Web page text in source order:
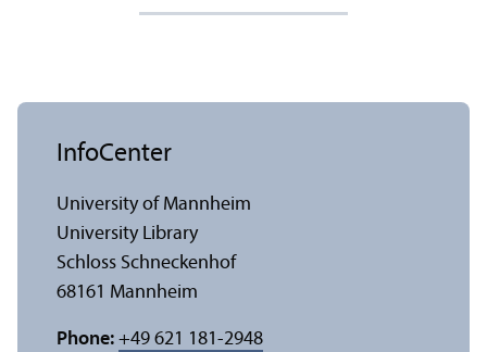
InfoCenter
University of Mannheim
University Library
Schloss Schneckenhof
68161 Mannheim
Phone: +49 621 181-2948